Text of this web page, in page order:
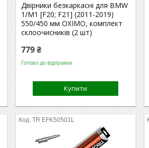
Двірники безкаркасні для BMW
1/M1 [F20; F21] (2011-2019)
550/450 мм OXIMO, комплект
склоочисників (2 шт)
779 ₴
Готово до відправки
Купити
TR EFK50501L